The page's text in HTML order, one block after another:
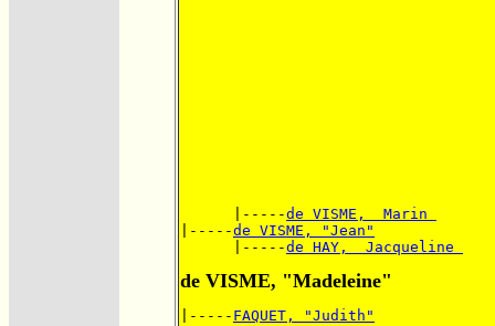
      |-----
de VISME,  Marin
|-----de VISME, "Jean"
      |-----
de HAY,  Jacqueline
de VISME, "Madeleine"
|----- FAQUET, "Judith"